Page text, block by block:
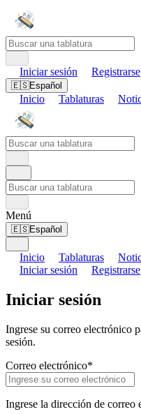
Iniciar sesión Registrarse
🇪🇸Español
Inicio Tablaturas
Menú
🇪🇸Español
Inicio Tablaturas
Iniciar sesión
Registrarse
Iniciar sesión
Ingrese su correo electrónico
sesión.
Correo electrónico*
Ingrese la dirección de correo